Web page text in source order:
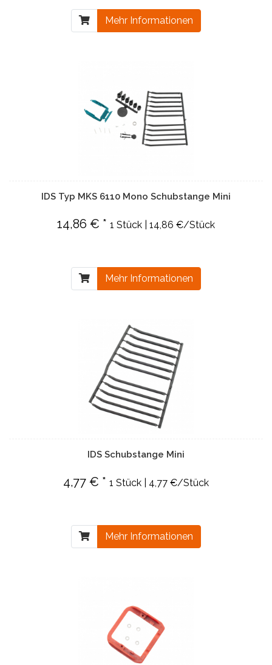
Mehr Informationen
IDS Typ MKS 6110 Mono Schubstange Mini
14,86 € * 1 Stück | 14,86 €/Stück
Mehr Informationen
IDS Schubstange Mini
4,77 € * 1 Stück | 4,77 €/Stück
Mehr Informationen